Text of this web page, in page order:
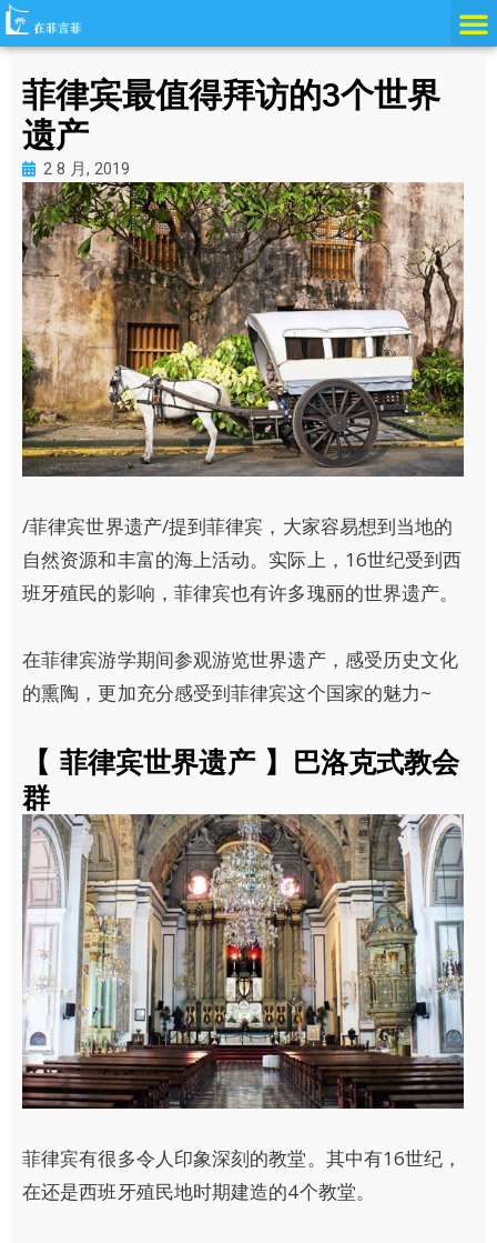
跳
至
菲律宾最值得拜访的3个世界
遗产
2 8 月, 2019
/菲律宾世界遗产/提到菲律宾，大家容易想到当地的
自然资源和丰富的海上活动。实际上，16世纪受到西
班牙殖民的影响，菲律宾也有许多瑰丽的世界遗产。
在菲律宾游学期间参观游览世界遗产，感受历史文化
的熏陶，更加充分感受到菲律宾这个国家的魅力~
【 菲律宾世界遗产 】巴洛克式教会
群
菲律宾有很多令人印象深刻的教堂。其中有16世纪，
在还是西班牙殖民地时期建造的4个教堂。